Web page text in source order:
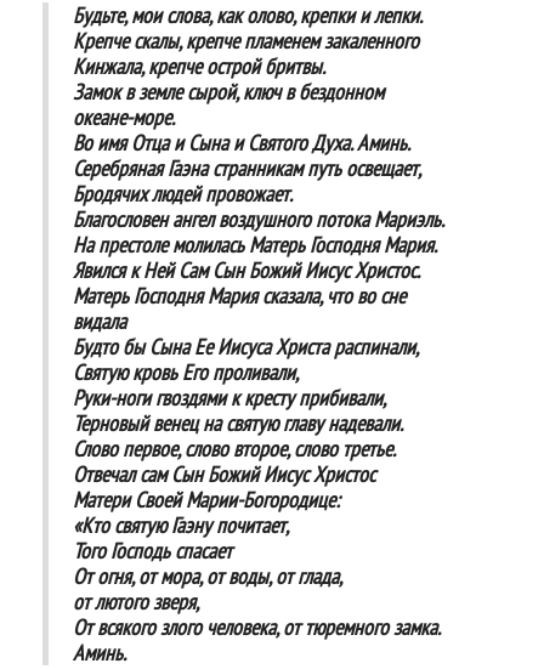
Будьте, мои слова, как олово, крепки и лепки.
Крепче скалы, крепче пламенем закаленного
Кинжала, крепче острой бритвы.
Замок в земле сырой, ключ в бездонном
океане-море.
Во имя Отца и Сына и Святого Духа. Аминь.
Серебряная Гаэна странникам путь освещает,
Бродячих людей провожает.
Благословен ангел воздушного потока Мариэль.
На престоле молилась Матерь Господня Мария.
Явился к Ней Сам Сын Божий Иисус Христос.
Матерь Господня Мария сказала, что во сне
видала
Будто бы Сына Ее Иисуса Христа распинали,
Святую кровь Его проливали,
Руки-ноги гвоздями к кресту прибивали,
Терновый венец на святую главу надевали.
Слово первое, слово второе, слово третье.
Отвечал сам Сын Божий Иисус Христос
Матери Своей Марии-Богородице:
«Кто святую Гаэну почитает,
Того Господь спасает
От огня, от мора, от воды, от глада,
от лютого зверя,
От всякого злого человека, от тюремного замка.
Аминь.